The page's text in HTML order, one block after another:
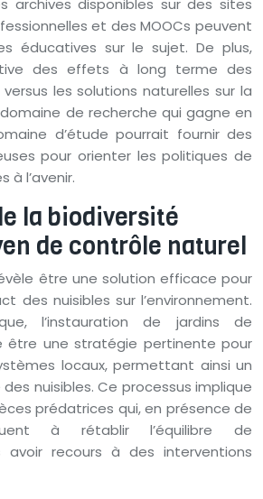
archives disponibles sur des sites
et des MOOCs peuvent
éducatives sur le sujet. De plus,
des effets à long terme des
les solutions naturelles sur la
de recherche qui gagne en
d’étude pourrait fournir des
pour orienter les politiques de
à l’avenir.
la biodiversité
de contrôle naturel
être une solution efficace pour
des nuisibles sur l’environnement.
l’instauration de jardins de
être une stratégie pertinente pour
locaux, permettant ainsi un
nuisibles. Ce processus implique
prédatrices qui, en présence de
à rétablir l’équilibre de
avoir recours à des interventions